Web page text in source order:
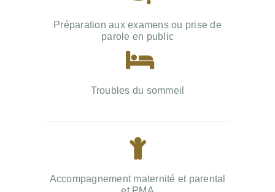
Préparation aux examens ou prise de
parole en public
Troubles du sommeil
Accompagnement maternité et parental